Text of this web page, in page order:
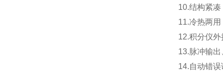
10.结构紧
11.冷热两
12.积分仪
13.脉冲输
14.自动错